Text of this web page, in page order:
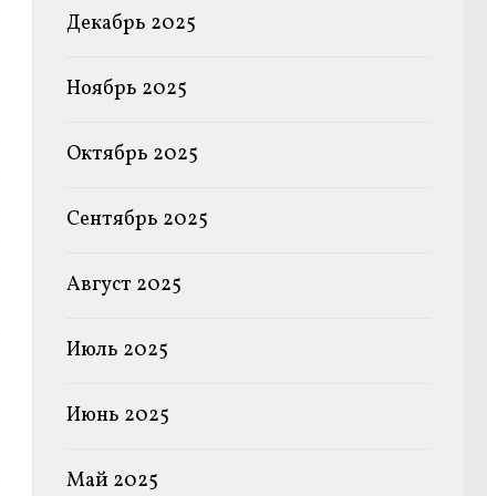
Декабрь 2025
Ноябрь 2025
Октябрь 2025
Сентябрь 2025
Август 2025
Июль 2025
Июнь 2025
Май 2025